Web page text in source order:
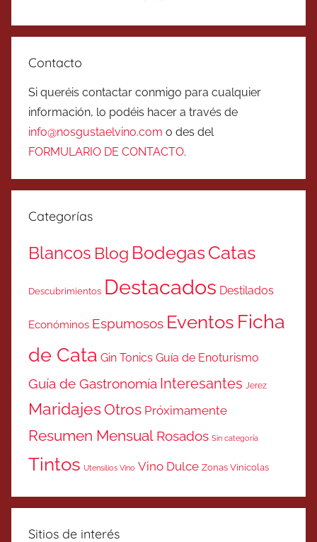
Contacto
Si queréis contactar conmigo para cualquier
información, lo podéis hacer a través de
info@nosgustaelvino.com o des del
FORMULARIO DE CONTACTO.
Categorías
Blancos Blog BodegasCatas
Descubrimientos Destacados Destilados
Económinos Espumosos Eventos Ficha
de Cata Gin Tonics Guía de Enoturismo
Guía de Gastronomía Interesantes Jerez
MaridajesOtros Próximamente
Resumen Mensual Rosados Sin categoría
Tintos Utensilios Vino Vino Dulce Zonas Vinicolas
Sitios de interés